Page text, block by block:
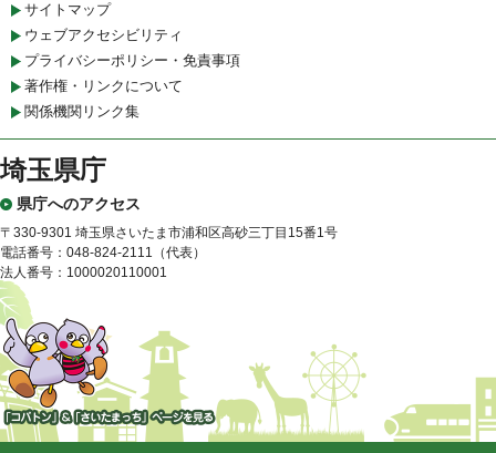
サイトマップ
ウェブアクセシビリティ
プライバシーポリシー・免責事項
著作権・リンクについて
関係機関リンク集
埼玉県庁
県庁へのアクセス
〒330-9301 埼玉県さいたま市浦和区高砂三丁目15番1号
電話番号：048-824-2111（代表）
法人番号：1000020110001
「コバトン」&「さいたまっ